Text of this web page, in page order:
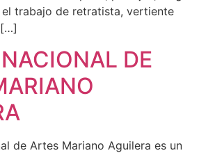
trabajo de retratista, vertiente
DE
de Artes Mariano Aguilera es un